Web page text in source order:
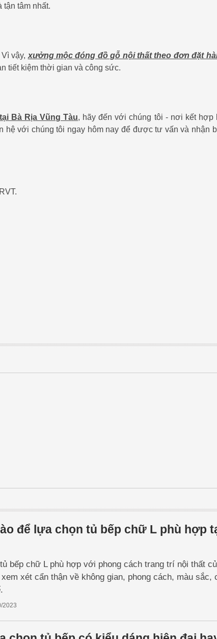
tận tâm nhất.
vậy, xưởng mộc đóng đồ gỗ nội thất theo đơn đặt
tiết kiệm thời gian và công sức.
Bà Rịa Vũng Tàu, hãy đến với chúng tôi - nơi kết hợp
với chúng tôi ngay hôm nay để được tư vấn và nhận
để lựa chọn tủ bếp chữ L phù hợp
bếp chữ L phù hợp với phong cách trang trí nội thất
xét cẩn thận về không gian, phong cách, màu sắc,
2023